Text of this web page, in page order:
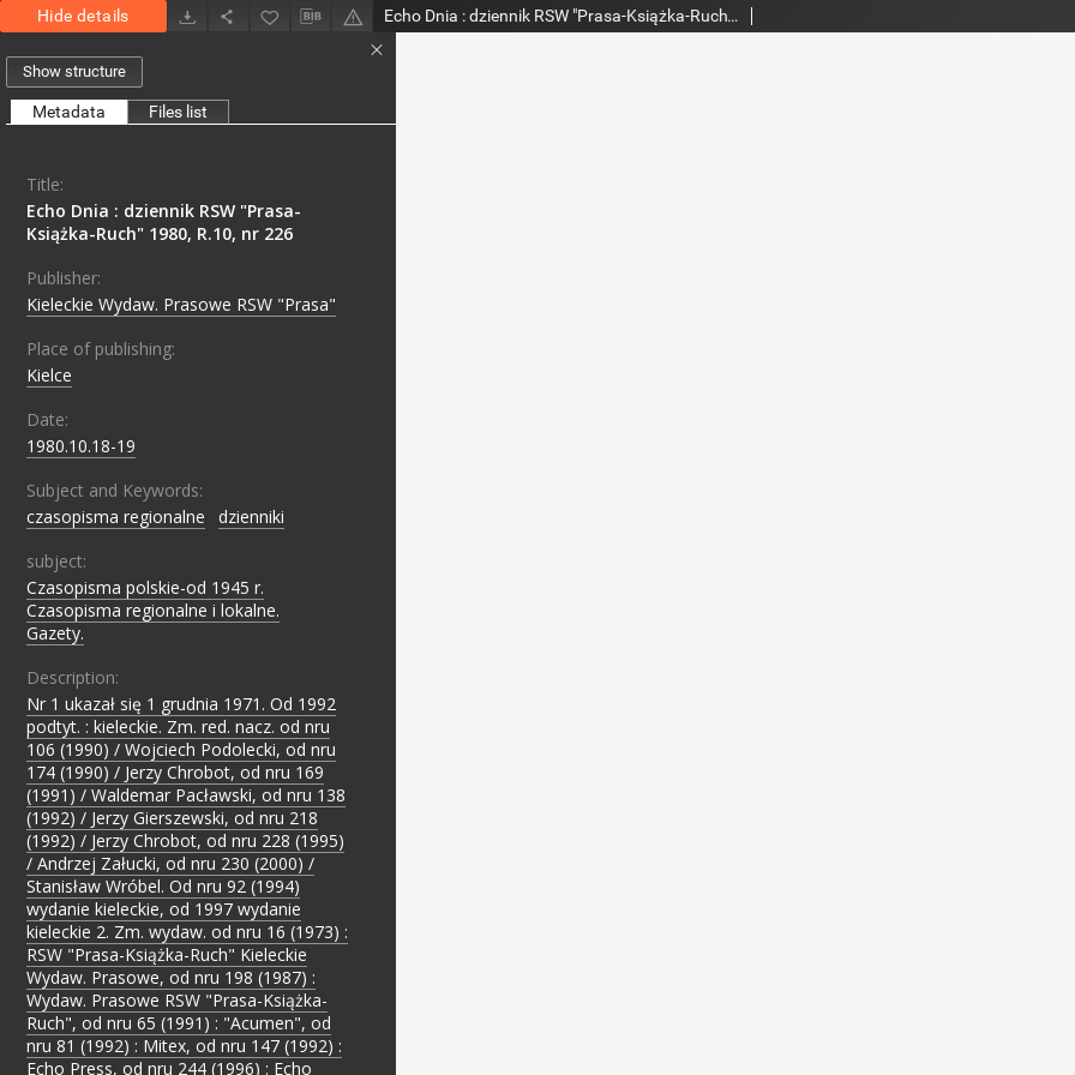
Hide details Echo Dnia : dziennik RSW "Prasa-Książka-Ruch" 1980, R.10, nr 226
Show structure
Metadata Files list
Title:
Echo Dnia : dziennik RSW "Prasa-
Książka-Ruch" 1980, R.10, nr 226
Publisher:
Kieleckie Wydaw. Prasowe RSW "Prasa"
Place of publishing:
Kielce
Date:
1980.10.18-19
Subject and Keywords:
czasopisma regionalne
dzienniki
subject:
Czasopisma polskie-od 1945 r.
Czasopisma regionalne i lokalne.
Gazety.
Description:
Nr 1 ukazał się 1 grudnia 1971. Od 1992
podtyt. : kieleckie. Zm. red. nacz. od nru
106 (1990) / Wojciech Podolecki, od nru
174 (1990) / Jerzy Chrobot, od nru 169
(1991) / Waldemar Pacławski, od nru 138
(1992) / Jerzy Gierszewski, od nru 218
(1992) / Jerzy Chrobot, od nru 228 (1995)
/ Andrzej Załucki, od nru 230 (2000) /
Stanisław Wróbel. Od nru 92 (1994)
wydanie kieleckie, od 1997 wydanie
kieleckie 2. Zm. wydaw. od nru 16 (1973) :
RSW "Prasa-Książka-Ruch" Kieleckie
Wydaw. Prasowe, od nru 198 (1987) :
Wydaw. Prasowe RSW "Prasa-Książka-
Ruch", od nru 65 (1991) : "Acumen", od
nru 81 (1992) : Mitex, od nru 147 (1992) :
Echo Press, od nru 244 (1996) : Echo